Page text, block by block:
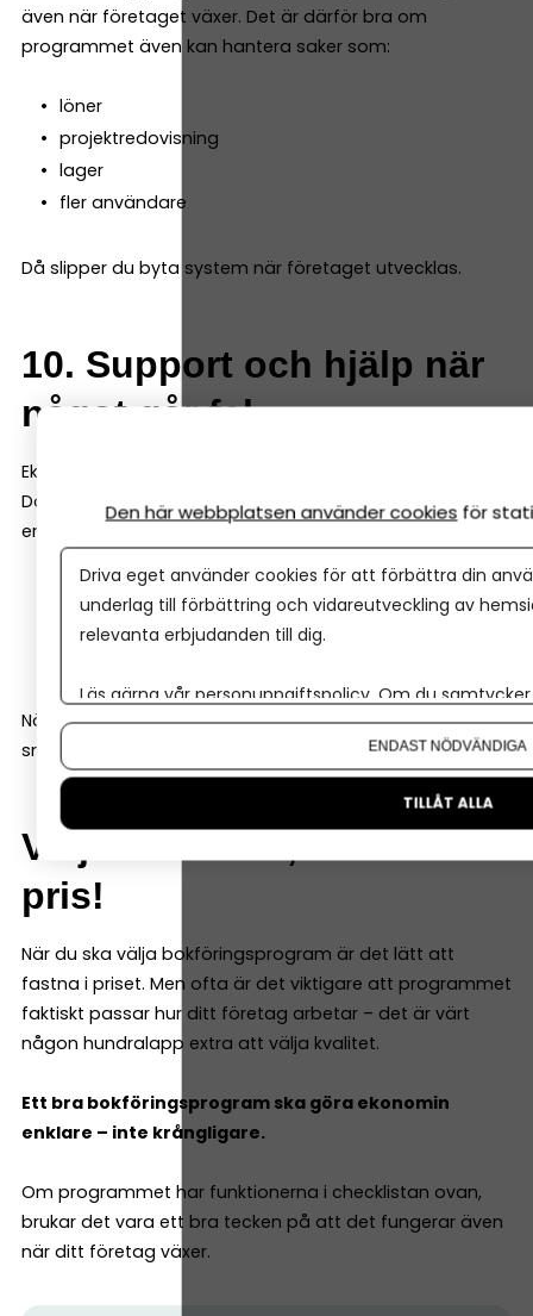
även när företaget växer. Det är därför bra om
programmet även kan hantera saker som:
löner
projektredovisning
lager
fler användare
Då slipper du byta system när företaget utvecklas.
10. Support och hjälp när
något går fel
Ekonomi är ett område där det är viktigt att det blir rätt.
Därför är det en stor fördel om bokföringsprogrammet
erbjuder bra support. Det kan till exempel vara:
chatt eller telefon
guider och utbildningar
När frågor uppstår är det skönt att kunna få hjälp
snabbt.
Välj funktioner, inte bara
pris!
När du ska välja bokföringsprogram är det lätt att
fastna i priset. Men ofta är det viktigare att programmet
faktiskt passar hur ditt företag arbetar – det är värt
någon hundralapp extra att välja kvalitet.
Ett bra bokföringsprogram ska göra ekonomin
enklare – inte krångligare.
Om programmet har funktionerna i checklistan ovan,
brukar det vara ett bra tecken på att det fungerar även
när ditt företag växer.
Den här webbplatsen använder cookies för
Driva eget använder cookies för att förbättra din
underlag till förbättring och vidareutveckling av
relevanta erbjudanden till dig.
Läs gärna vår personuppgiftspolicy. Om du
Om du vill ändra ditt val i efterhand hittar du den
ENDAST NÖDVÄNDIGA
TILLÅT ALLA